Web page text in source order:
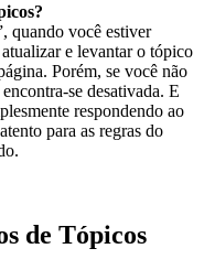
quando você estiver
e levantar o tópico
Porém, se você não
se desativada. E
respondendo ao
para as regras do
de Tópicos